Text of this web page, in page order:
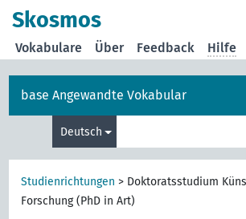
Skosmos
Vokabulare Über Feedback Hilfe
base Angewandte Vokabular
Deutsch
Studienrichtungen > Doktoratsstudium
Forschung (PhD in Art)